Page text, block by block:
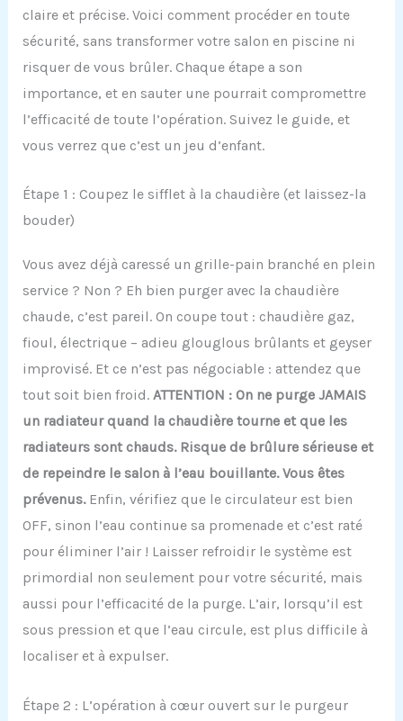
claire et précise. Voici comment procéder en toute
sécurité, sans transformer votre salon en piscine ni
risquer de vous brûler. Chaque étape a son
importance, et en sauter une pourrait compromettre
l’efficacité de toute l’opération. Suivez le guide, et
vous verrez que c’est un jeu d’enfant.
Étape 1 : Coupez le sifflet à la chaudière (et laissez-la
bouder)
Vous avez déjà caressé un grille-pain branché en plein
service ? Non ? Eh bien purger avec la chaudière
chaude, c’est pareil. On coupe tout : chaudière gaz,
fioul, électrique – adieu glouglous brûlants et geyser
improvisé. Et ce n’est pas négociable : attendez que
tout soit bien froid. ATTENTION : On ne purge JAMAIS
un radiateur quand la chaudière tourne et que les
radiateurs sont chauds. Risque de brûlure sérieuse et
de repeindre le salon à l’eau bouillante. Vous êtes
prévenus.Enfin, vérifiez que le circulateur est bien
OFF, sinon l’eau continue sa promenade et c’est raté
pour éliminer l’air ! Laisser refroidir le système est
primordial non seulement pour votre sécurité, mais
aussi pour l’efficacité de la purge. L’air, lorsqu’il est
sous pression et que l’eau circule, est plus difficile à
localiser et à expulser.
Étape 2 : L’opération à cœur ouvert sur le purgeur